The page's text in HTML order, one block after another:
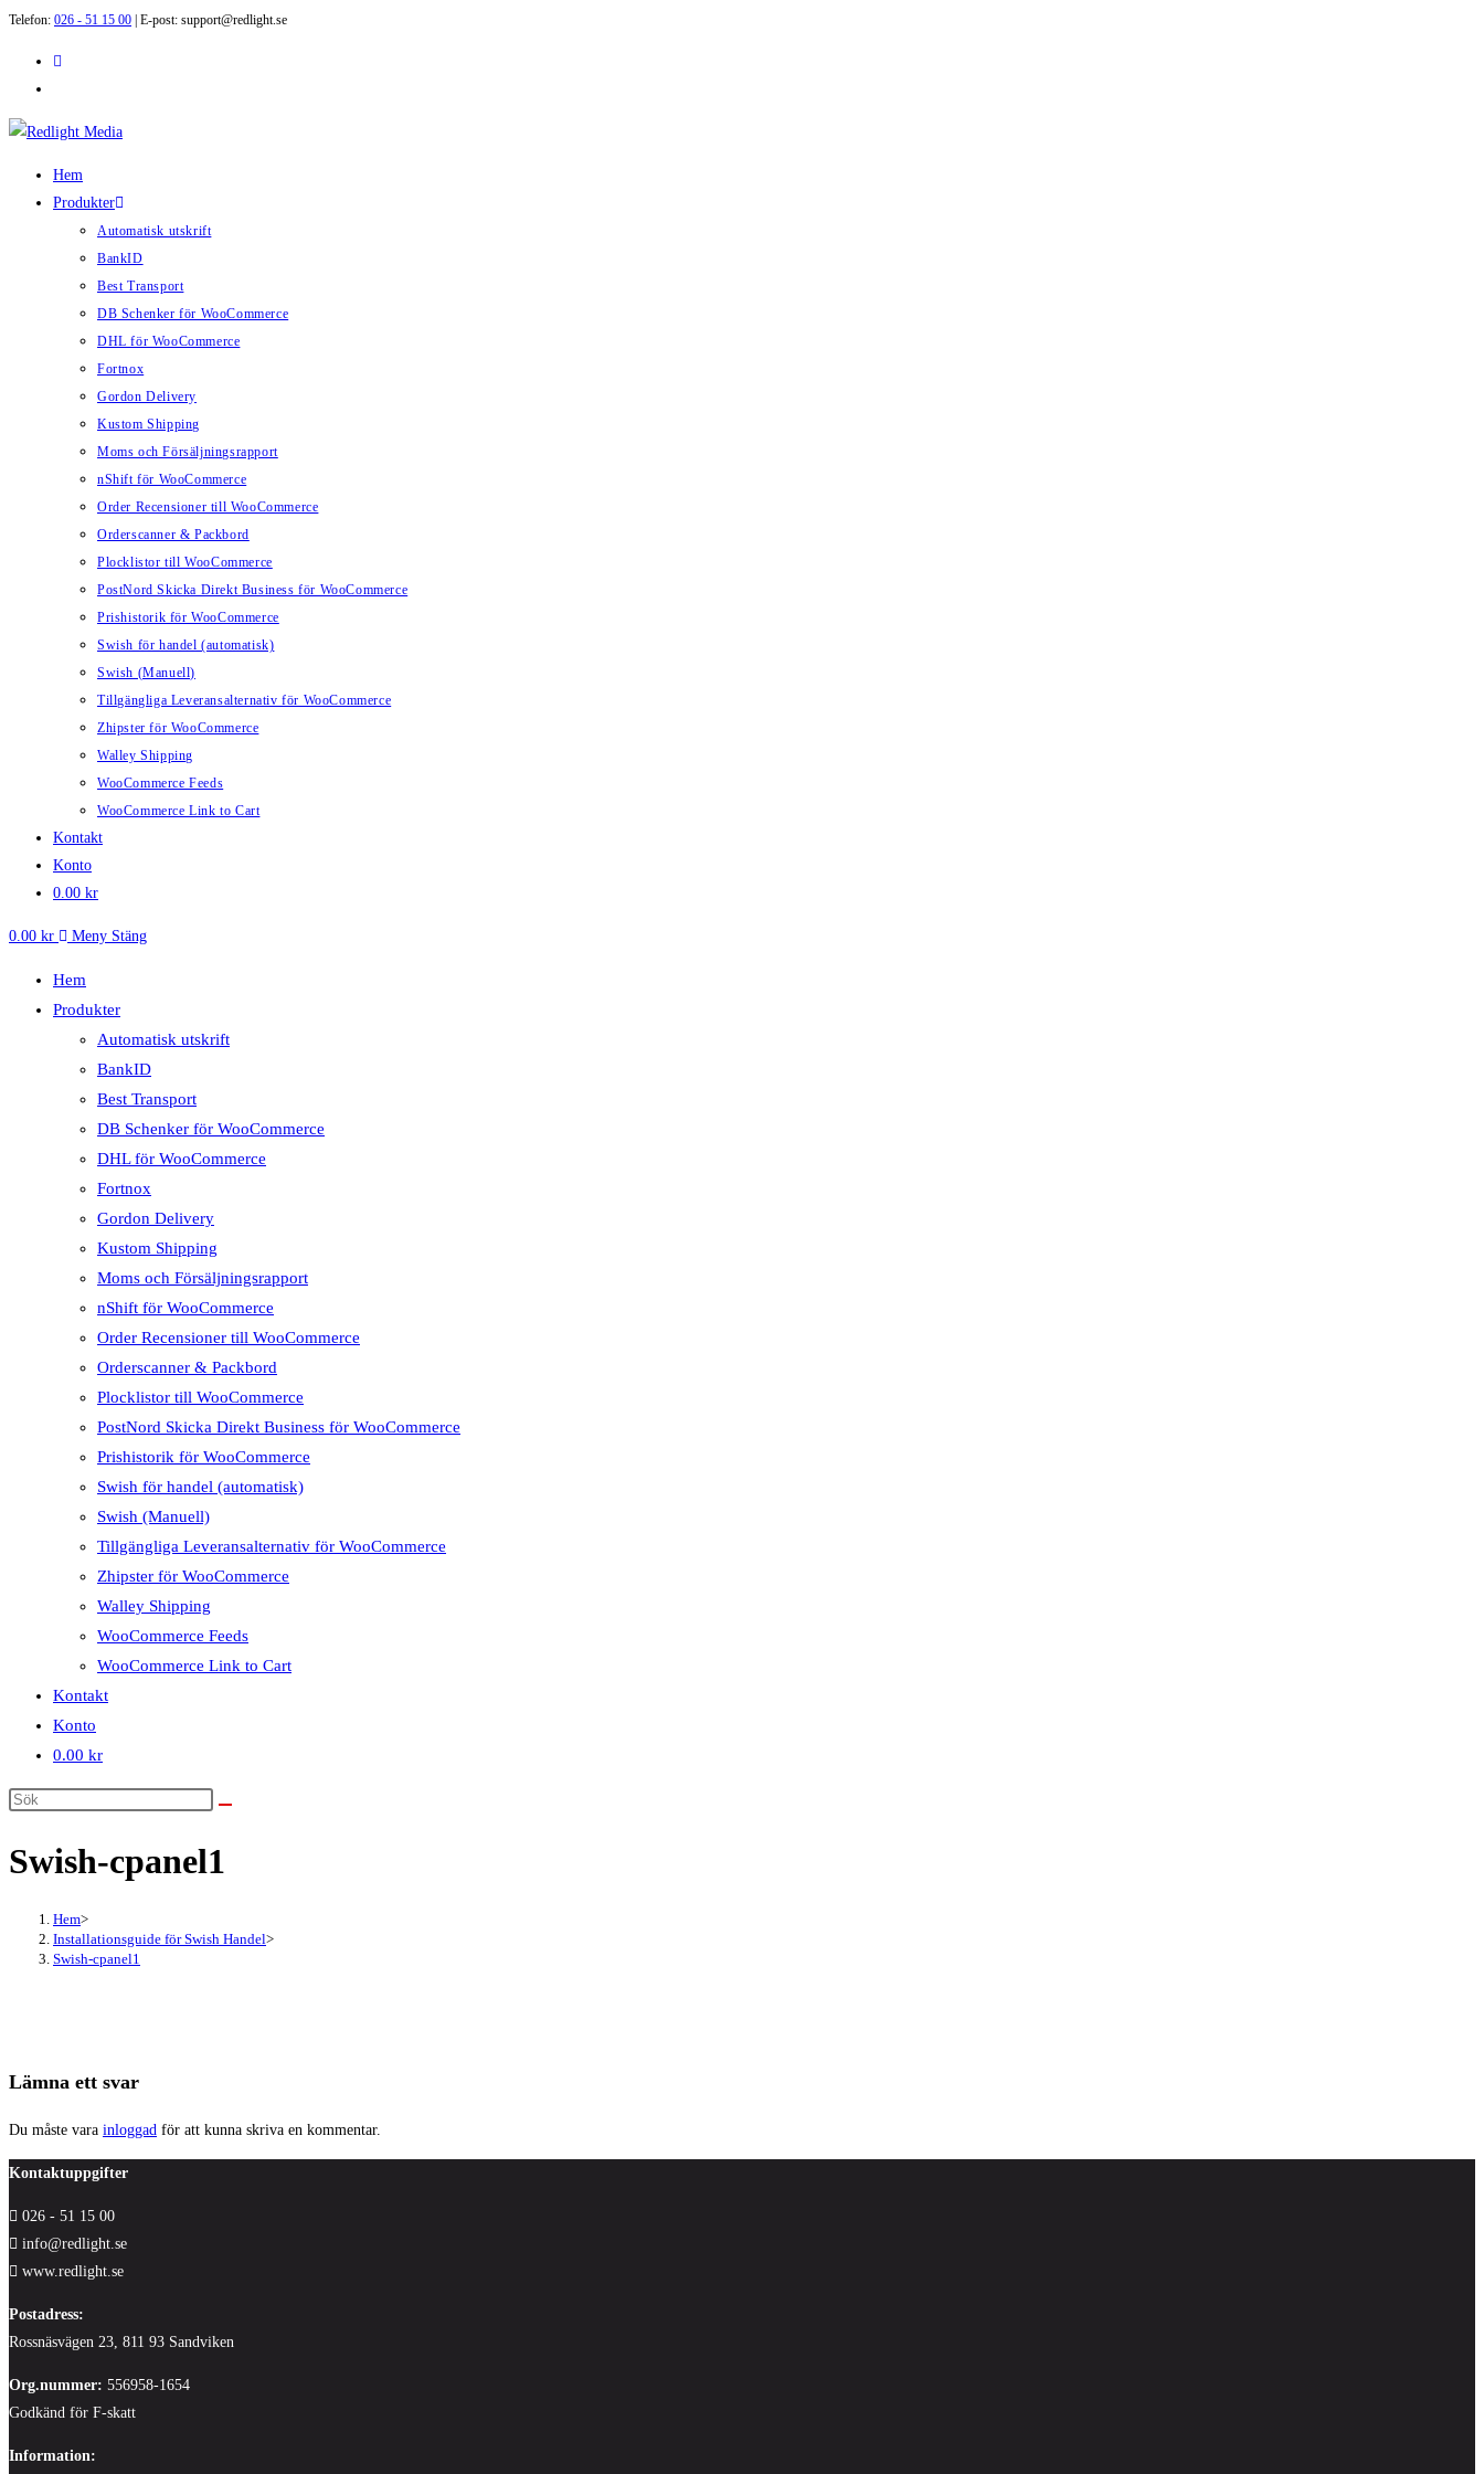
Hoppa
Telefon: 026 - 51 15 00 | E-post: support@redlight.se
Hem
Produkter
Automatisk utskrift
BankID
Best Transport
DB Schenker för WooCommerce
DHL för WooCommerce
Fortnox
Gordon Delivery
Kustom Shipping
Moms och Försäljningsrapport
nShift för WooCommerce
Order Recensioner till WooCommerce
Orderscanner & Packbord
Plocklistor till WooCommerce
PostNord Skicka Direkt Business för WooCommerce
Prishistorik för WooCommerce
Swish för handel (automatisk)
Swish (Manuell)
Tillgängliga Leveransalternativ för WooCommerce
Zhipster för WooCommerce
Walley Shipping
WooCommerce Feeds
WooCommerce Link to Cart
Kontakt
Konto
0.00 kr
0.00 kr Meny Stäng
Hem
Produkter
Automatisk utskrift
BankID
Best Transport
DB Schenker för WooCommerce
DHL för WooCommerce
Fortnox
Gordon Delivery
Kustom Shipping
Moms och Försäljningsrapport
nShift för WooCommerce
Order Recensioner till WooCommerce
Orderscanner & Packbord
Plocklistor till WooCommerce
PostNord Skicka Direkt Business för WooCommerce
Prishistorik för WooCommerce
Swish för handel (automatisk)
Swish (Manuell)
Tillgängliga Leveransalternativ för WooCommerce
Zhipster för WooCommerce
Walley Shipping
WooCommerce Feeds
WooCommerce Link to Cart
Kontakt
Konto
0.00 kr
Swish-cpanel1
Hem>
Installationsguide för Swish Handel>
Swish-cpanel1
Lämna ett svar
Du måste vara inloggad för att kunna skriva en kommentar.
Kontaktuppgifter
026 - 51 15 00
info@redlight.se
www.redlight.se
Postadress:
Rossnäsvägen 23, 811 93 Sandviken
Org.nummer: 556958-1654
Godkänd för F-skatt
Information: